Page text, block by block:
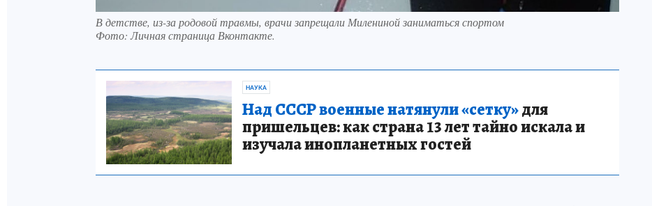
В детстве, из-за родовой травмы, врачи запрещали Милениной заниматься спортом
Фото:Личная страница Вконтакте.
НАУКА
Над СССР военные натянули «сетку»для
пришельцев: как страна 13 лет тайно искала и
изучала инопланетных гостей